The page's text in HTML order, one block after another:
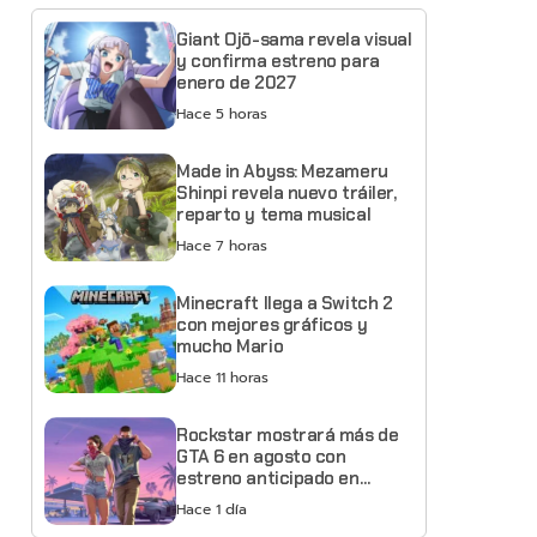
Giant Ojō-sama revela visual
y confirma estreno para
enero de 2027
Hace 5 horas
Made in Abyss: Mezameru
Shinpi revela nuevo tráiler,
reparto y tema musical
Hace 7 horas
Minecraft llega a Switch 2
con mejores gráficos y
mucho Mario
Hace 11 horas
Rockstar mostrará más de
GTA 6 en agosto con
estreno anticipado en
Netflix
Hace 1 día